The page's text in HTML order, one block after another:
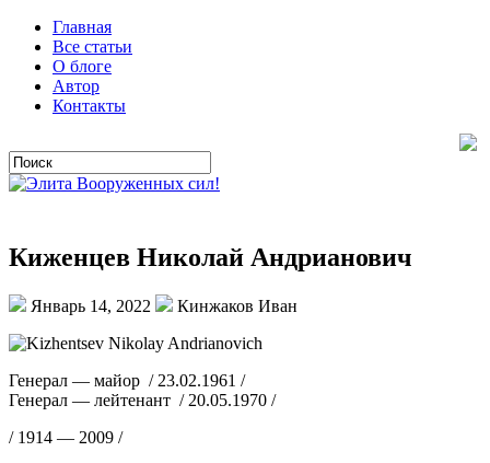
Главная
Все статьи
О блоге
Автор
Контакты
Киженцев Николай Андрианович
Январь 14, 2022 Кинжаков Иван
Генерал — майор / 23.02.1961 /
Генерал — лейтенант / 20.05.1970 /
/ 1914 — 2009 /